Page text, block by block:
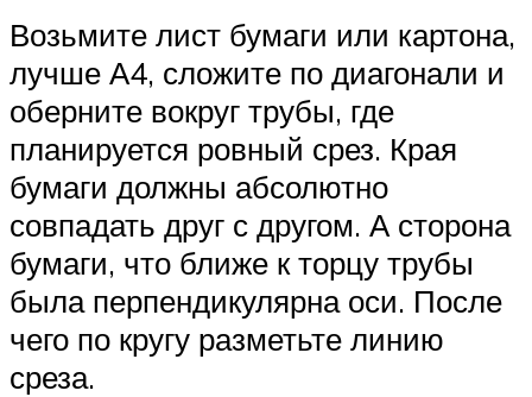
Возьмите лист бумаги или картона,
лучше А4, сложите по диагонали и
оберните вокруг трубы, где
планируется ровный срез. Края
бумаги должны абсолютно
совпадать друг с другом. А сторона
бумаги, что ближе к торцу трубы
была перпендикулярна оси. После
чего по кругу разметьте линию
среза.